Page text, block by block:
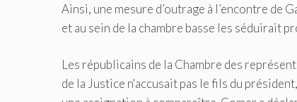
Ainsi, une mesure d’outrage à l’encontre de
et au sein de la chambre basse les séduirait
Les républicains de la Chambre des
de la Justice n'accusait pas le fils du